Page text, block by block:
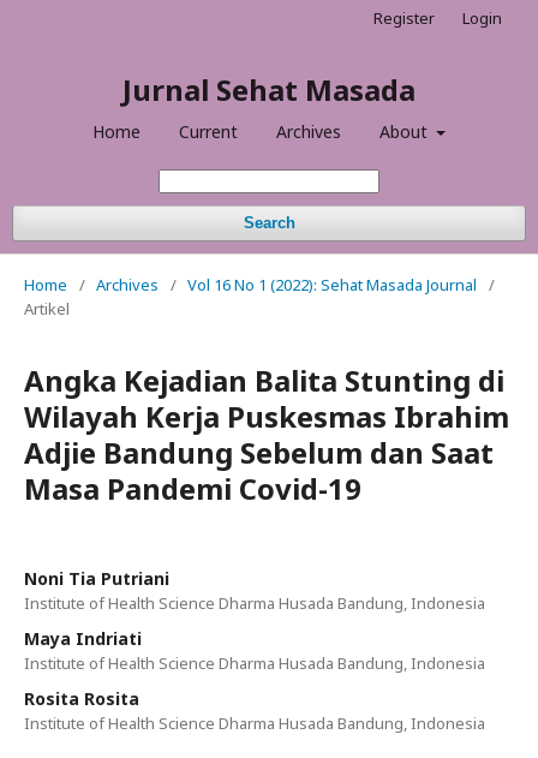
Jurnal Sehat Masada
Home Current Archives About
Search
Register Login
Home / Archives / Vol 16 No 1 (2022): Sehat Masada Journal
/
Artikel
Angka Kejadian Balita Stunting di
Wilayah Kerja Puskesmas Ibrahim
Adjie Bandung Sebelum dan Saat
Masa Pandemi Covid-19
Noni Tia Putriani
Institute of Health Science Dharma Husada Bandung, Indonesia
Maya Indriati
Institute of Health Science Dharma Husada Bandung, Indonesia
Rosita Rosita
Institute of Health Science Dharma Husada Bandung, Indonesia